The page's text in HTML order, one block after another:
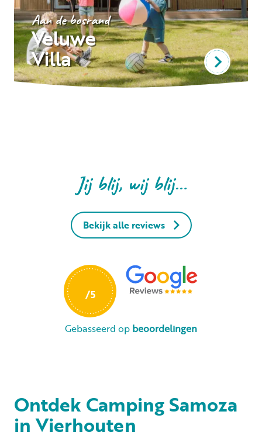
Aan de bosrand
Veluwe
Villa
Jij blij, wij blij…
Bekijk alle reviews
Gebasseerd op beoordelingen
Ontdek Camping Samoza
in Vierhouten